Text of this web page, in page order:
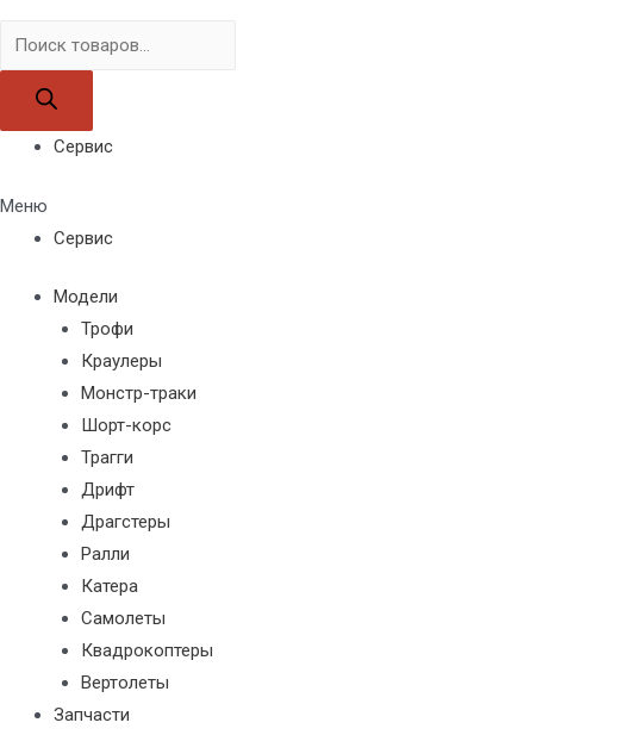
Поиск
товаров
Сервис
Меню
Сервис
Модели
Трофи
Краулеры
Монстр-траки
Шорт-корс
Трагги
Дрифт
Драгстеры
Ралли
Катера
Самолеты
Квадрокоптеры
Вертолеты
Запчасти